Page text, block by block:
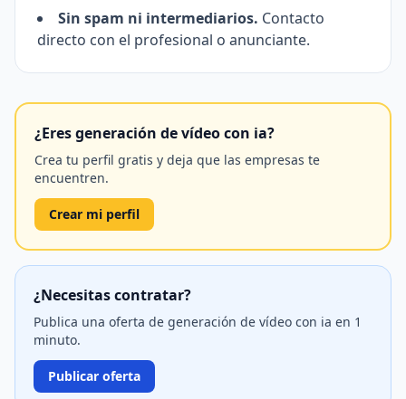
Sin spam ni intermediarios. Contacto
directo con el profesional o anunciante.
¿Eres generación de vídeo con ia?
Crea tu perfil gratis y deja que las empresas te
encuentren.
Crear mi perfil
¿Necesitas contratar?
Publica una oferta de generación de vídeo con ia en 1
minuto.
Publicar oferta